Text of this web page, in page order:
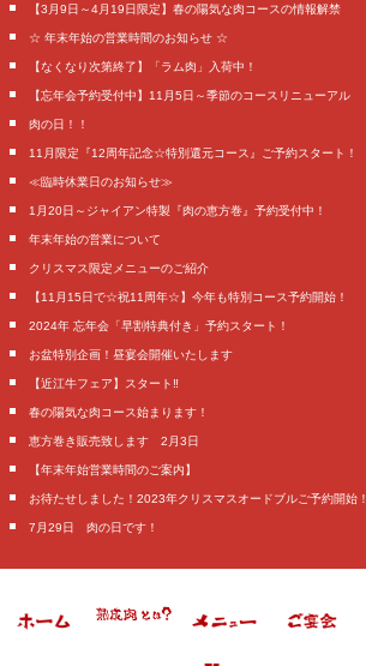
【3月9日～4月19日限定】春の陽気な肉コースの情報解禁
☆ 年末年始の営業時間のお知らせ ☆
【なくなり次第終了】「ラム肉」入荷中！
【忘年会予約受付中】11月5日～季節のコースリニューアル
肉の日！！
11月限定『12周年記念☆特別還元コース』ご予約スタート！
≪臨時休業日のお知らせ≫
1月20日～ジャイアン特製『肉の恵方巻』予約受付中！
年末年始の営業について
クリスマス限定メニューのご紹介
【11月15日で☆祝11周年☆】今年も特別コース予約開始！
2024年 忘年会「早割特典付き」予約スタート！
お盆特別企画！昼宴会開催いたします
【近江牛フェア】スタート‼️
春の陽気な肉コース始まります！
恵方巻き販売致します 2月3日
【年末年始営業時間のご案内】
お待たせしました！2023年クリスマスオードブルご予約開始！
7月29日 肉の日です！